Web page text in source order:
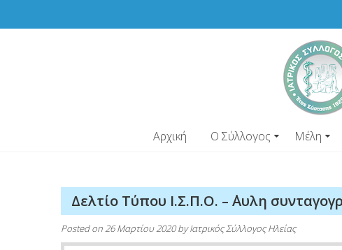
Αρχική Ο Σύλλογος Μέλη
Δελτίο Τύπου Ι.Σ.Π.Ο. – ΄Αυλη
Posted on 26 Μαρτίου 2020byΙατρικός Σύλλογος Ηλείας